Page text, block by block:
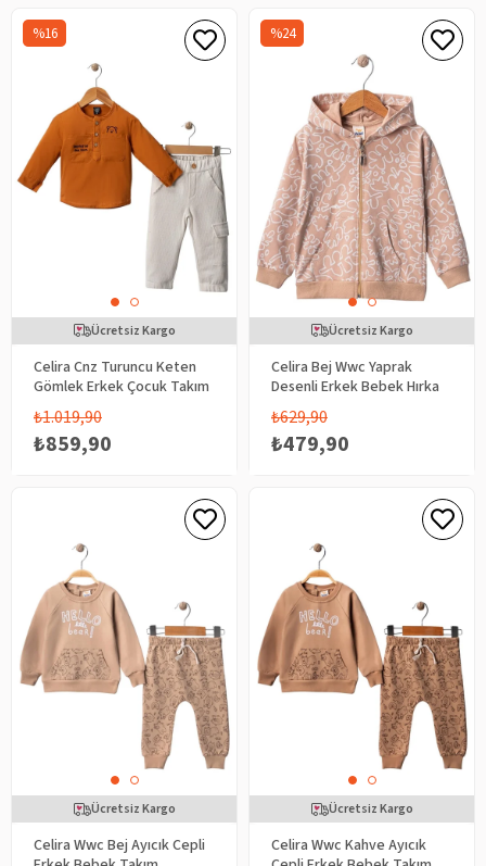
Celira Cnz Turuncu Keten
Gömlek Erkek Çocuk Takım
₺859,90
₺1.019,90
%16
Ücretsiz Kargo
Celira Bej Wwc Yaprak
Desenli Erkek Bebek Hırka
₺479,90
₺629,90
%24
Ücretsiz Kargo
Celira Wwc Bej Ayıcık Cepli
Ücretsiz Kargo
Celira Wwc Kahve Ayıcık
Ücretsiz Kargo